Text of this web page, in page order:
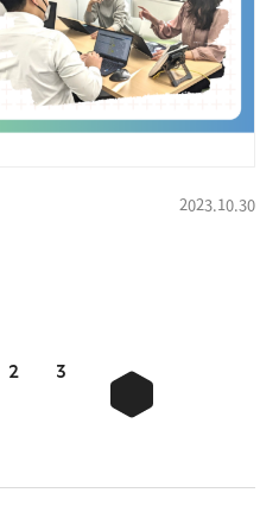
2023.10.30
2 3